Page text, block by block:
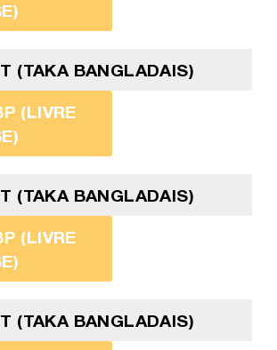
(TAKA BANGLADAIS)
(LIVRE
(TAKA BANGLADAIS)
(LIVRE
(TAKA BANGLADAIS)